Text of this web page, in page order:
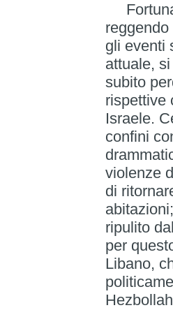
gli eventi
attuale,
subito
rispettive
Israele.
confini
violenze
di
ripulito
per
Libano,